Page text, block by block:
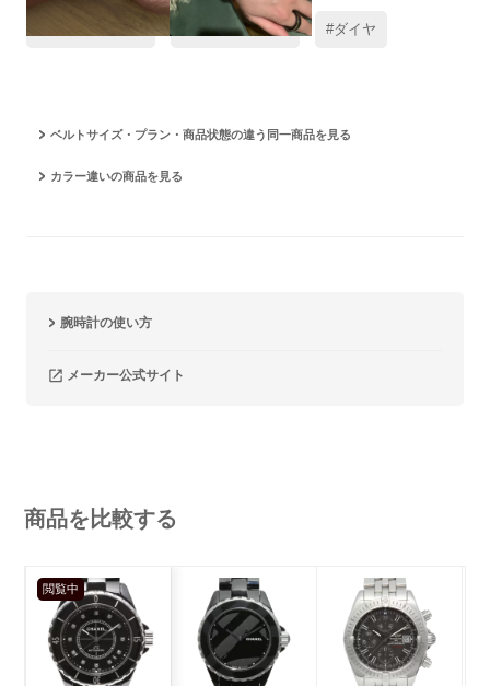
#レビュー高評価 #オールブラック #ダイヤ
ベルトサイズ・プラン・商品状態の違う同一商品を見る
カラー違いの商品を見る
腕時計の使い方
メーカー公式サイト
商品を比較する
閲覧中